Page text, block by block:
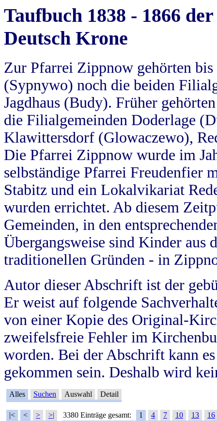
Taufbuch 1838 - 1866
Deutsch Krone
Zur Pfarrei Zippnow gehörten
(Sypnywo) noch die beiden
Jagdhaus (Budy). Früher
die Filialgemeinden Doderlage
Klawittersdorf (Glowaczewo),
Die Pfarrei Zippnow wurde im
selbständige Pfarrei Freudenfier
Stabitz und ein Lokalvikariat
wurden errichtet. Ab diesem
Gemeinden, in den
Übergangsweise sind Kinder aus
traditionellen Gründen - in
Autor dieser Abschrift ist der
Er weist auf folgende
von einer Kopie des Original-
zweifelsfreie Fehler im
worden. Bei der Abschrift kann
gekommen sein. Deshalb wird
Alles Suchen Auswahl Detail
|< < > >| 3380 Einträge gesamt: 1 4 7 10 13
16